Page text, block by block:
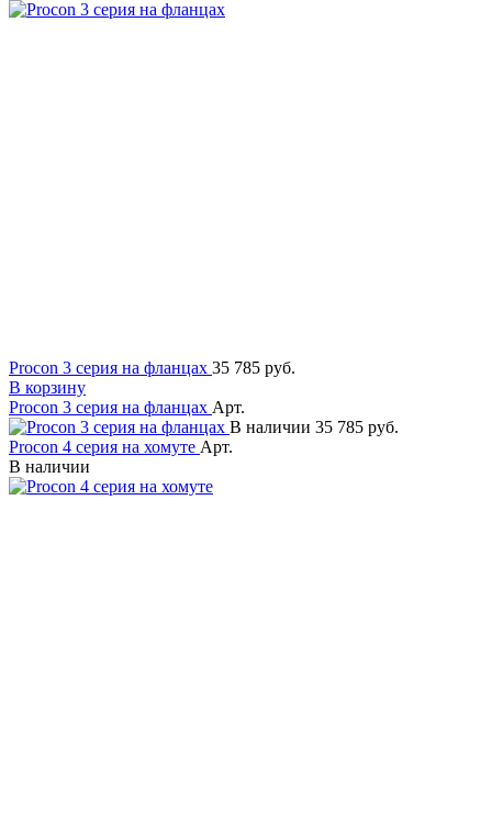
Procon 3 серия на фланцах 35 785 руб.
В корзину
Procon 3 серия на фланцах Арт.
В наличии 35 785 руб.
Procon 4 серия на хомуте Арт.
В наличии